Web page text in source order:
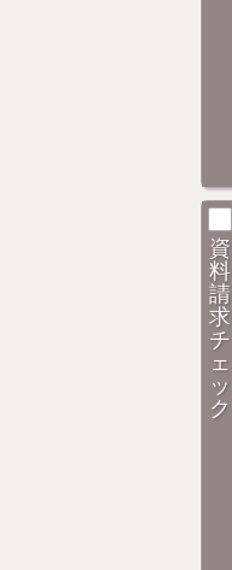
資
料
請
求
チ
ェ
ッ
ク